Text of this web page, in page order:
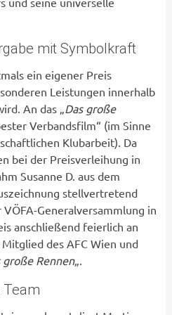
mit Symbolkraft
ein eigener Preis
Leistungen innerhalb
An das „Das große
Verbandsfilm“ (im Sinne
Klubarbeit). Da
bei der Preisverleihung in
Susanne D. aus dem
stellvertretend
Generalversammlung in
anschließend feierlich an
des AFC Wien und
große Rennen„.
Team